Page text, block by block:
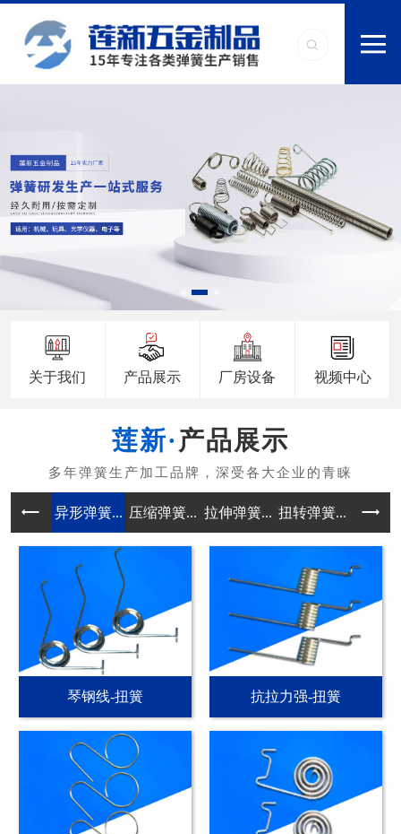
关于我们 产品展示 厂房设备 视频中心
产品展示
异形弹簧... 压缩弹簧... 拉伸弹簧... 扭转弹簧... 电池
琴钢线-扭簧 抗拉力强-扭簧